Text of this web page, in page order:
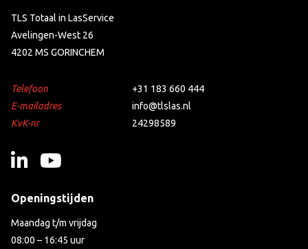
TLS Totaal in LasService
Avelingen-West 26
4202 MS GORINCHEM
Telefoon
+31 183 660 444
E-mailadres
info@tlslas.nl
KvK-nr
24298589
Openingstijden
Maandag t/m vrijdag
08:00 – 16:45 uur